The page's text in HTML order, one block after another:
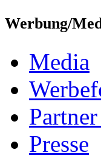
Werbung/
Media
Presse